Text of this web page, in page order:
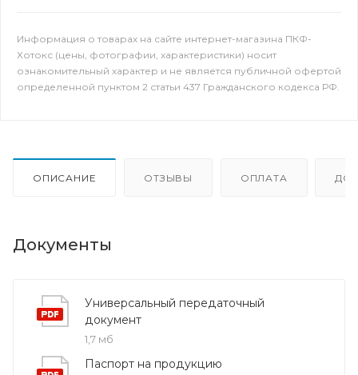
Информация о товарах на сайте интернет-магазина ПКФ-
Хотокс (цены, фотографии, характеристики) носит
ознакомительный характер и не является публичной офертой
определенной пунктом 2 статьи 437 Гражданского кодекса РФ.
ОПИСАНИЕ ОТЗЫВЫ ОПЛАТА
Документы
Универсальный передаточный
документ
1,7 мб
Паспорт на продукцию